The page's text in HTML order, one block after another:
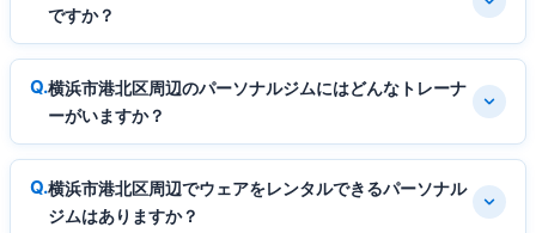
ですか？
横浜市港北区周辺のパーソナルジムにはどんなトレーナ
ーがいますか？
横浜市港北区周辺でウェアをレンタルできるパーソナル
ジムはありますか？